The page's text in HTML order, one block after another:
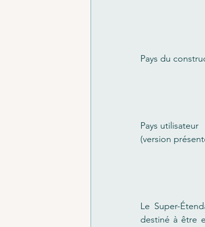
Pays du
Pays utilisateur
(version
Le Super-
destiné à être